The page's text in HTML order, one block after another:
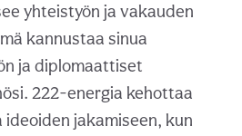
yhteistyön ja vakauden
kannustaa sinua
ja diplomaattiset
222-energia kehottaa
jakamiseen, kun